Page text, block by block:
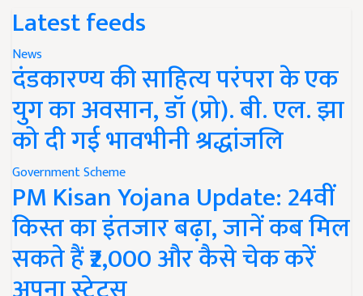
Latest feeds
News
दंडकारण्य की साहित्य परंपरा के एक
युग का अवसान, डॉ (प्रो). बी. एल. झा
को दी गई भावभीनी श्रद्धांजलि
Government Scheme
PM Kisan Yojana Update: 24वीं
किस्त का इंतजार बढ़ा, जानें कब मिल
सकते हैं ₹2,000 और कैसे चेक करें